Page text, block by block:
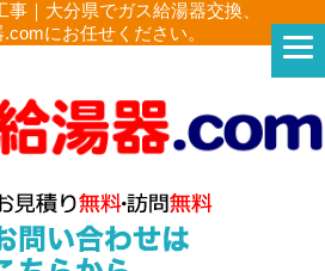
｜大分県でガス給湯器交換、
にお任せください。